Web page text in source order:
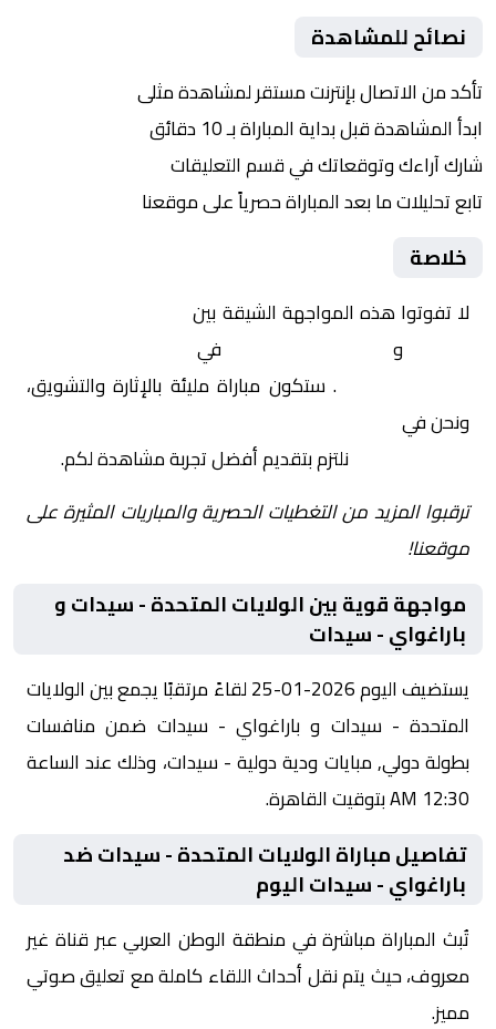
نصائح للمشاهدة
تأكد من الاتصال بإنترنت مستقر لمشاهدة مثلى
ابدأ المشاهدة قبل بداية المباراة بـ 10 دقائق
شارك آراءك وتوقعاتك في قسم التعليقات
تابع تحليلات ما بعد المباراة حصرياً على موقعنا
خلاصة
لا تفوتوا هذه المواجهة الشيقة بين
و في
. ستكون مباراة مليئة بالإثارة والتشويق،
ونحن في
نلتزم بتقديم أفضل تجربة مشاهدة لكم.
ترقبوا المزيد من التغطيات الحصرية والمباريات المثيرة على
موقعنا!
مواجهة قوية بين الولايات المتحدة - سيدات و
باراغواي - سيدات
يستضيف اليوم 2026-01-25 لقاءً مرتقبًا يجمع بين الولايات
المتحدة - سيدات و باراغواي - سيدات ضمن منافسات
بطولة دولي, مبايات ودية دولية - سيدات، وذلك عند الساعة
12:30 AM بتوقيت القاهرة.
تفاصيل مباراة الولايات المتحدة - سيدات ضد
باراغواي - سيدات اليوم
تُبث المباراة مباشرة في منطقة الوطن العربي عبر قناة غير
معروف، حيث يتم نقل أحداث اللقاء كاملة مع تعليق صوتي
مميز.